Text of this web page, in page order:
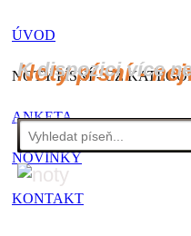
ÚVOD
NOTY PÍSNÍ - CZ
ANKETA
NOVINKY
KONTAKT
Noty písní -
K dispozici více